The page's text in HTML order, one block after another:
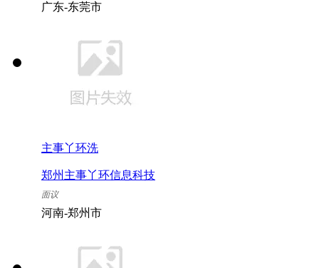
广东-东莞市
主事丫环洗
郑州主事丫环信息科技
有限公司
面议
河南-郑州市